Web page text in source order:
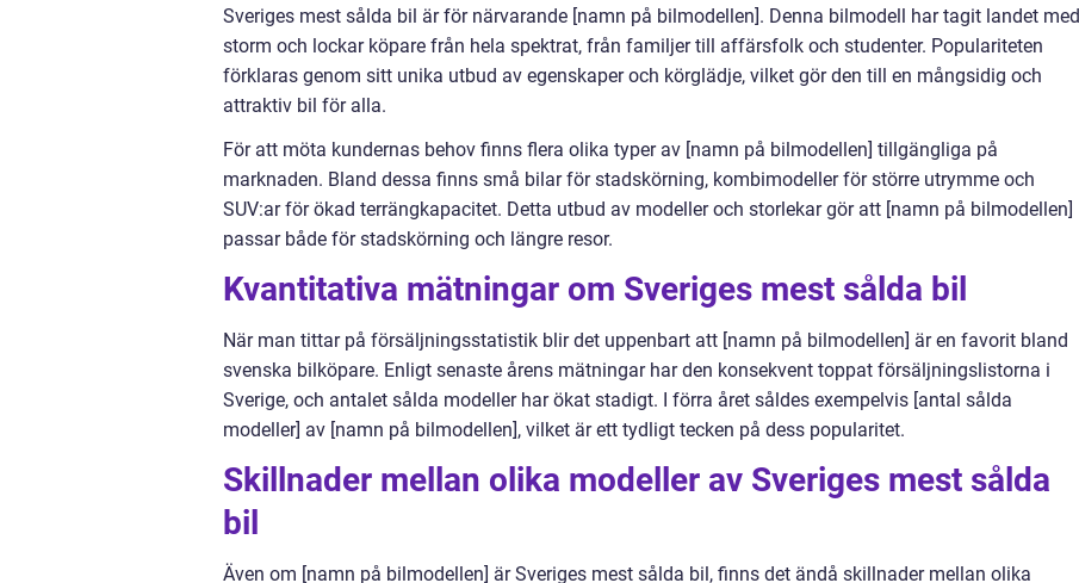
Sveriges mest sålda bil är för närvarande [namn på bilmodellen]. Denna bilmodell har tagit landet med
storm och lockar köpare från hela spektrat, från familjer till affärsfolk och studenter. Populariteten
förklaras genom sitt unika utbud av egenskaper och körglädje, vilket gör den till en mångsidig och
attraktiv bil för alla.
För att möta kundernas behov finns flera olika typer av [namn på bilmodellen] tillgängliga på
marknaden. Bland dessa finns små bilar för stadskörning, kombimodeller för större utrymme och
SUV:ar för ökad terrängkapacitet. Detta utbud av modeller och storlekar gör att [namn på bilmodellen]
passar både för stadskörning och längre resor.
Kvantitativa mätningar om Sveriges mest sålda bil
När man tittar på försäljningsstatistik blir det uppenbart att [namn på bilmodellen] är en favorit bland
svenska bilköpare. Enligt senaste årens mätningar har den konsekvent toppat försäljningslistorna i
Sverige, och antalet sålda modeller har ökat stadigt. I förra året såldes exempelvis [antal sålda
modeller] av [namn på bilmodellen], vilket är ett tydligt tecken på dess popularitet.
Skillnader mellan olika modeller av Sveriges mest sålda
bil
Även om [namn på bilmodellen] är Sveriges mest sålda bil, finns det ändå skillnader mellan olika